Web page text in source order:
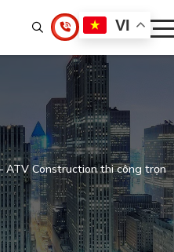
VI
ATV Construction thi công trọn